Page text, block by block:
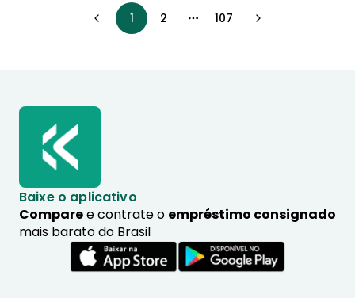
1 2 More pages
107
Baixe o aplicativo
Comparee contrate o empréstimo consignado
mais barato do Brasil